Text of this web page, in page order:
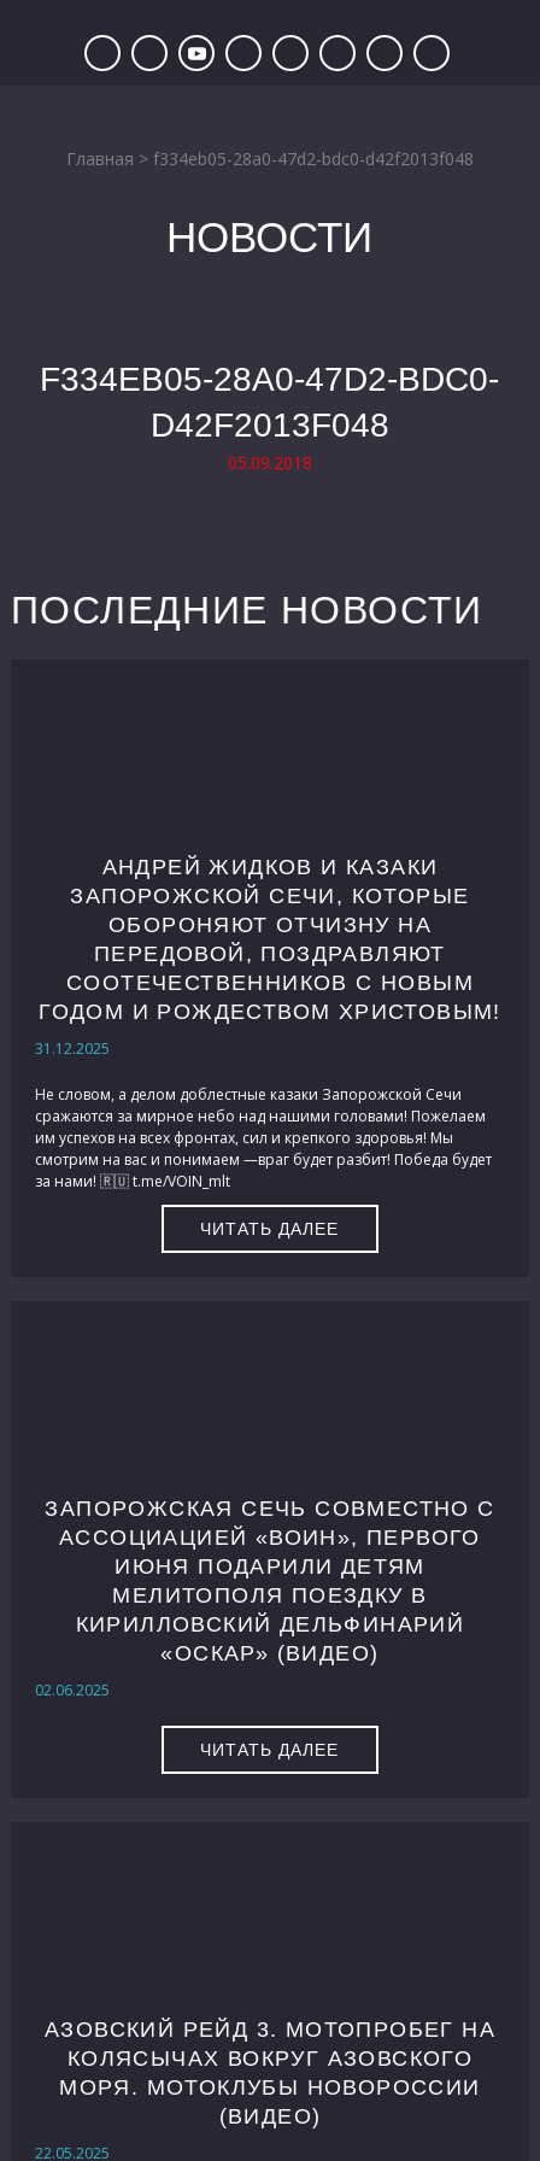
Главная > f334eb05-28a0-47d2-bdc0-d42f2013f048
НОВОСТИ
F334EB05-28A0-47D2-BDC0-
D42F2013F048
05.09.2018
ПОСЛЕДНИЕ НОВОСТИ
АНДРЕЙ ЖИДКОВ И КАЗАКИ
ЗАПОРОЖСКОЙ СЕЧИ, КОТОРЫЕ
ОБОРОНЯЮТ ОТЧИЗНУ НА
ПЕРЕДОВОЙ, ПОЗДРАВЛЯЮТ
СООТЕЧЕСТВЕННИКОВ С НОВЫМ
ГОДОМ И РОЖДЕСТВОМ ХРИСТОВЫМ!
31.12.2025
Не словом, а делом доблестные казаки Запорожской Сечи
сражаются за мирное небо над нашими головами! Пожелаем
им успехов на всех фронтах, сил и крепкого здоровья! Мы
смотрим на вас и понимаем —враг будет разбит! Победа будет
за нами! 🇷🇺 t.me/VOIN_mlt
ЧИТАТЬ ДАЛЕЕ
ЗАПОРОЖСКАЯ СЕЧЬ СОВМЕСТНО С
АССОЦИАЦИЕЙ «ВОИН», ПЕРВОГО
ИЮНЯ ПОДАРИЛИ ДЕТЯМ
МЕЛИТОПОЛЯ ПОЕЗДКУ В
КИРИЛЛОВСКИЙ ДЕЛЬФИНАРИЙ
«ОСКАР» (ВИДЕО)
02.06.2025
ЧИТАТЬ ДАЛЕЕ
АЗОВСКИЙ РЕЙД 3. МОТОПРОБЕГ НА
КОЛЯСЫЧАХ ВОКРУГ АЗОВСКОГО
МОРЯ. МОТОКЛУБЫ НОВОРОССИИ
(ВИДЕО)
22.05.2025